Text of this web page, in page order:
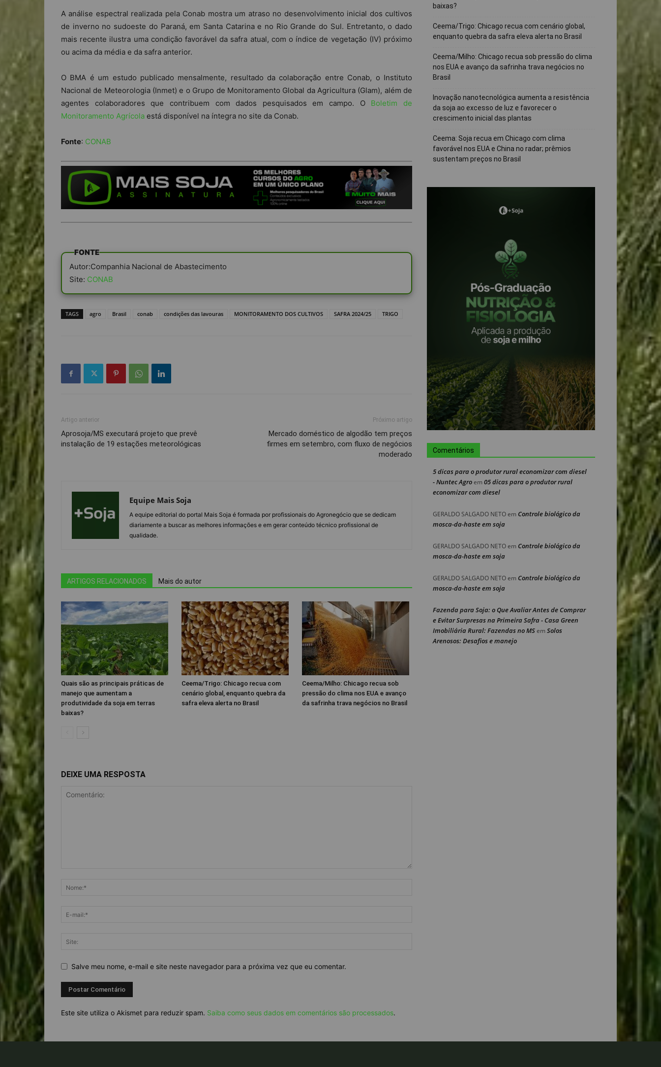
A análise espectral realizada pela Conab mostra um atraso no desenvolvimento inicial dos cultivos
de inverno no sudoeste do Paraná, em Santa Catarina e no Rio Grande do Sul. Entretanto, o dado
mais recente ilustra uma condição favorável da safra atual, com o índice de vegetação (IV) próximo
ou acima da média e da safra anterior.
O BMA é um estudo publicado mensalmente, resultado da colaboração entre Conab, o Instituto
Nacional de Meteorologia (Inmet) e o Grupo de Monitoramento Global da Agricultura (Glam), além de
agentes colaboradores que contribuem com dados pesquisados em campo. O Boletim de
Monitoramento Agrícola está disponível na íntegra no site da Conab.
Fonte: CONAB
FONTE
Autor:Companhia Nacional de Abastecimento
Site: CONAB
TAGS agro Brasil conab condições das lavouras MONITORAMENTO DOS CULTIVOS SAFRA 2024/25 TRIGO
Artigo anterior
Aprosoja/MS executará projeto que prevê
instalação de 19 estações meteorológicas
Próximo artigo
Mercado doméstico de algodão tem preços
firmes em setembro, com fluxo de negócios
moderado
Equipe Mais Soja
A equipe editorial do portal Mais Soja é formada por profissionais do Agronegócio que se dedicam
diariamente a buscar as melhores informações e em gerar conteúdo técnico profissional de
qualidade.
ARTIGOS RELACIONADOS Mais do autor
Quais são as principais práticas de
manejo que aumentam a
produtividade da soja em terras
baixas?
Ceema/Trigo: Chicago recua com
cenário global, enquanto quebra da
safra eleva alerta no Brasil
Ceema/Milho: Chicago recua sob
pressão do clima nos EUA e avanço
da safrinha trava negócios no Brasil
DEIXE UMA RESPOSTA
Salve meu nome, e-mail e site neste navegador para a próxima vez que eu comentar.
Este site utiliza o Akismet para reduzir spam. Saiba como seus dados em comentários são processados.
baixas?
Ceema/Trigo: Chicago recua com cenário global,
enquanto quebra da safra eleva alerta no Brasil
Ceema/Milho: Chicago recua sob pressão do clima
nos EUA e avanço da safrinha trava negócios no
Brasil
Inovação nanotecnológica aumenta a resistência
da soja ao excesso de luz e favorecer o
crescimento inicial das plantas
Ceema: Soja recua em Chicago com clima
favorável nos EUA e China no radar; prêmios
sustentam preços no Brasil
Comentários
5 dicas para o produtor rural economizar com diesel
- Nuntec Agroem 05 dicas para o produtor rural
economizar com diesel
GERALDO SALGADO NETOem Controle biológico da
mosca-da-haste em soja
GERALDO SALGADO NETOem Controle biológico da
mosca-da-haste em soja
GERALDO SALGADO NETOem Controle biológico da
mosca-da-haste em soja
Fazenda para Soja: o Que Avaliar Antes de Comprar
e Evitar Surpresas na Primeira Safra - Casa Green
Imobiliária Rural: Fazendas no MSem Solos
Arenosos: Desafios e manejo